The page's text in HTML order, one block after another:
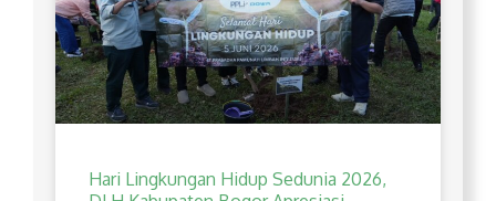
Hari Lingkungan Hidup Sedunia 2026,